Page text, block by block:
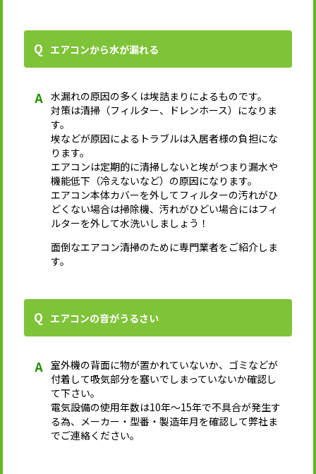
エアコンから水が漏れる
水漏れの原因の多くは埃詰まりによるものです。
対策は清掃（フィルター、ドレンホース）になりま
す。
埃などが原因によるトラブルは入居者様の負担にな
ります。
エアコンは定期的に清掃しないと埃がつまり漏水や
機能低下（冷えないなど）の原因になります。
エアコン本体カバーを外してフィルターの汚れがひ
どくない場合は掃除機、汚れがひどい場合にはフィ
ルターを外して水洗いしましょう！
面倒なエアコン清掃のために専門業者をご紹介しま
す。
エアコンの音がうるさい
室外機の背面に物が置かれていないか、ゴミなどが
付着して吸気部分を塞いでしまっていないか確認し
て下さい。
電気設備の使用年数は10年～15年で不具合が発生す
る為、メーカー・型番・製造年月を確認して弊社ま
でご連絡ください。